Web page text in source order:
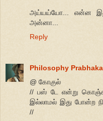
அய்யய்யோ... என்ன
அன்னா...
Reply
Philosophy
@ கோகுல்
// பஸ் டே என்று கொஞ்ச
இல்லாமல் இது போன்ற
//